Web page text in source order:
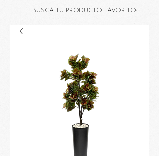
BUSCA TU PRODUCTO FAVORITO: